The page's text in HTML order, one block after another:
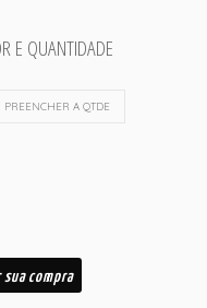
E QUANTIDADE
PREENCHER A QTDE
compra